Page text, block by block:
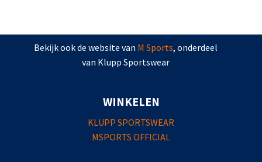
Bekijk ook de website van M Sports, onderdeel
van Klupp Sportswear
WINKELEN
KLUPP SPORTSWEAR
MSPORTS OFFICIAL